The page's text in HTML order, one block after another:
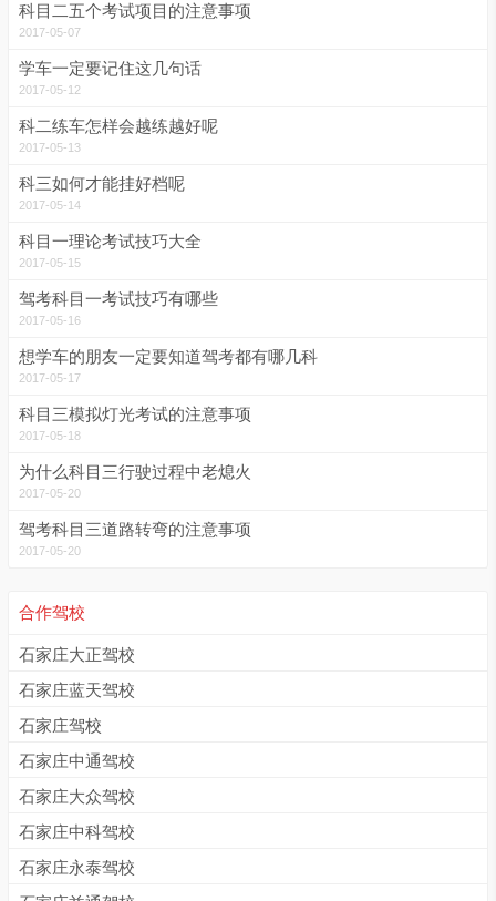
科目二五个考试项目的注意事项
2017-05-07
学车一定要记住这几句话
2017-05-12
科二练车怎样会越练越好呢
2017-05-13
科三如何才能挂好档呢
2017-05-14
科目一理论考试技巧大全
2017-05-15
驾考科目一考试技巧有哪些
2017-05-16
想学车的朋友一定要知道驾考都有哪几科
2017-05-17
科目三模拟灯光考试的注意事项
2017-05-18
为什么科目三行驶过程中老熄火
2017-05-20
驾考科目三道路转弯的注意事项
2017-05-20
合作驾校
石家庄大正驾校
石家庄蓝天驾校
石家庄驾校
石家庄中通驾校
石家庄大众驾校
石家庄中科驾校
石家庄永泰驾校